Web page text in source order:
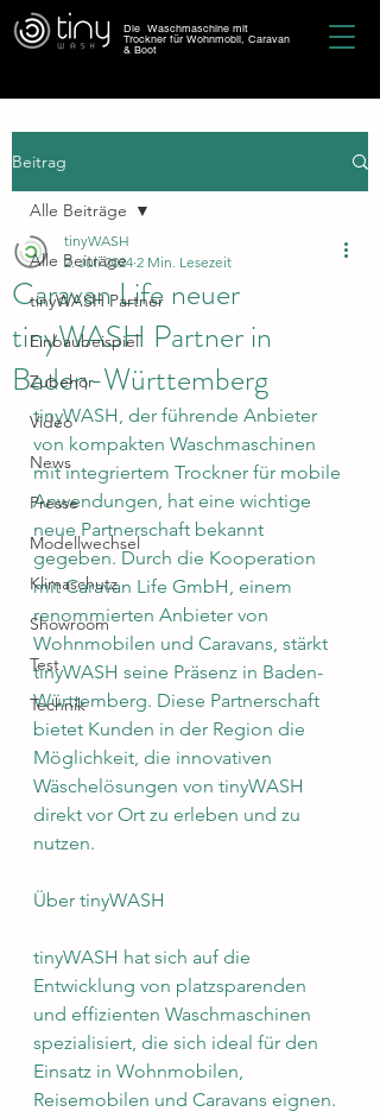
Die Waschmaschine mit
Trockner für Wohnmobil, Caravan
& Boot
Beitrag
Alle Beiträge
tinyWASH Partner
Einbaubeispiel
Zubehör
Video
News
Presse
Modellwechsel
Klimaschutz
Showroom
Test
Technik
Alle Beiträge
Caravan Life neuer
tinyWASH Partner in
Baden-Württemberg
tinyWASH
2. Juli 2024 2 Min. Lesezeit
tinyWASH, der führende Anbieter
von kompakten Waschmaschinen
mit integriertem Trockner für mobile
Anwendungen, hat eine wichtige
neue Partnerschaft bekannt
gegeben. Durch die Kooperation
mit Caravan Life GmbH, einem
renommierten Anbieter von
Wohnmobilen und Caravans, stärkt
tinyWASH seine Präsenz in Baden-
Württemberg. Diese Partnerschaft
bietet Kunden in der Region die
Möglichkeit, die innovativen
Wäschelösungen von tinyWASH
direkt vor Ort zu erleben und zu
nutzen.
Über tinyWASH
tinyWASH hat sich auf die
Entwicklung von platzsparenden
und effizienten Waschmaschinen
spezialisiert, die sich ideal für den
Einsatz in Wohnmobilen,
Reisemobilen und Caravans eignen.